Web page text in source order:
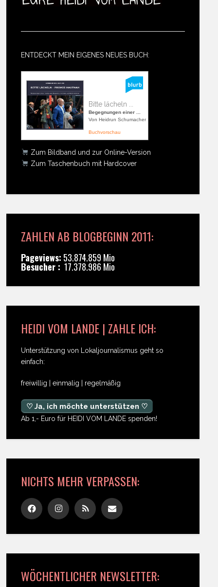
ENTDECKT MEIN EIGENES NEUES BUCH:
Bitte lächeln ...
Begegnungen einer ...
Von Heidrun Schumacher
Buchvorschau
Zum Bildband und zur Online-Version
Zum Taschenbuch mit Hardcover
ZAHLEN AB BLOGBEGINN 2011:
Pageviews: 53.874.859 Mio
Besucher : 17.378.986 Mio
HEIDI VOM LANDE | ZAHLE ICH:
Unterstützung von Lokaljournalismus geht so
einfach:
freiwillig | einmalig | regelmäßig
♡ Ja, ich möchte unterstützen ♡
Ab 1,- Euro für HEIDI VOM LANDE spenden!
NICHTS MEHR VERPASSEN:
WÖCHENTLICHER NEWSLETTER: